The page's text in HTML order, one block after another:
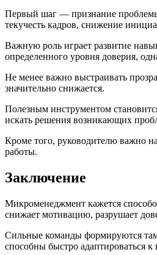
Первый шаг — признание проблемы.
текучесть кадров, снижение
Важную роль играет развитие
определенного уровня доверия,
Не менее важно выстраивать
значительно снижается.
Полезным инструментом
искать решения возникающих
Кроме того, руководителю важно
работы.
Заключение
Микроменеджмент кажется
снижает мотивацию, разрушает
Сильные команды формируются
способны быстро адаптироваться